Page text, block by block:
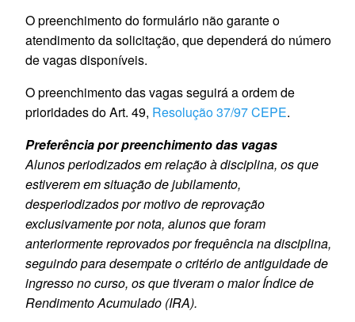
O preenchimento do formulário não garante o
atendimento da solicitação, que dependerá do número
de vagas disponíveis.
O preenchimento das vagas seguirá a ordem de
prioridades do Art. 49, Resolução 37/97 CEPE.
Preferência por preenchimento das vagas
Alunos periodizados em relação à disciplina, os que
estiverem em situação de jubilamento,
desperiodizados por motivo de reprovação
exclusivamente por nota, alunos que foram
anteriormente reprovados por frequência na disciplina,
seguindo para desempate o critério de antiguidade de
ingresso no curso, os que tiveram o maior Índice de
Rendimento Acumulado (IRA).